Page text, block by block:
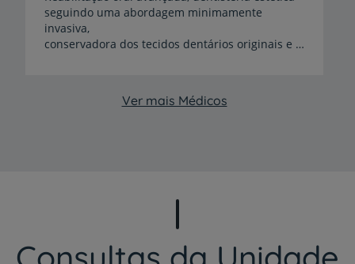
seguindo uma abordagem minimamente
invasiva,
conservadora dos tecidos dentários originais e recorrendo a materiais e técnicas biomiméticas que compreendem cerâmicas e resinas de última geração e procedimentos como facetas, incrustações e coroas totalmente cerâmicas sobre dentes naturais e implantes dentários
Ver mais Médicos